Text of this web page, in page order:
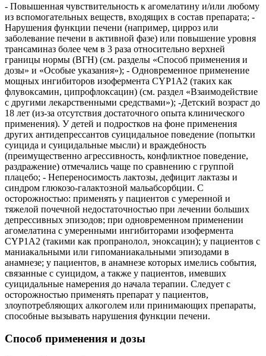
- Повышенная чувствительность к агомелатину и/или любому
из вспомогательных веществ, входящих в состав препарата; -
Нарушения функции печени (например, цирроз или
заболевание печени в активной фазе) или повышение уровня
трансаминаз более чем в 3 раза относительно верхней
границы нормы (ВГН) (см. разделы «Способ применения и
дозы» и «Особые указания»); - Одновременное применение
мощных ингибиторов изофермента CYP1A2 (таких как
флувоксамин, ципрофлоксацин) (см. раздел «Взаимодействие
с другими лекарственными средствами»); -Детский возраст до
18 лет (из-за отсутствия достаточного опыта клинического
применения). У детей и подростков на фоне применения
других антидепрессантов суицидальное поведение (попытки
суицида и суицидальные мысли) и враждебность
(преимущественно агрессивность, конфликтное поведение,
раздражение) отмечались чаще по сравнению с группой
плацебо; - Непереносимость лактозы, дефицит лактазы и
синдром глюкозо-галактозной мальабсорбции. С
осторожностью: применять у пациентов с умеренной и
тяжелой почечной недостаточностью при лечении больших
депрессивных эпизодов; при одновременном применении
агомелатина с умеренными ингибиторами изофермента
CYP1A2 (такими как пропранолол, эноксацин); у пациентов с
маниакальными или гипоманиакальными эпизодами в
анамнезе; у пациентов, в анамнезе которых имелись события,
связанные с суицидом, а также у пациентов, имевших
суицидальные намерения до начала терапии. Следует с
осторожностью применять препарат у пациентов,
злоупотребляющих алкоголем или принимающих препараты,
способные вызывать нарушения функции печени.
Способ применения и дозы